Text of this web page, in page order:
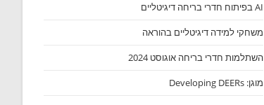
AI בפיתוח חדרי בריחה דיגיטליים
משחקי למידה דיגיטליים בהוראה
השתלמות חדרי בריחה אוגוסט 2024
מוגן: Developing DEERs